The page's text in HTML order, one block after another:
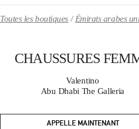
Toutes les boutiques Émirats arabes
CHAUSSURES
Valentino
Abu Dhabi The Galleria
APPELLE MAINTENANT